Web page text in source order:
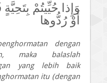
وَإِذا حُيِّيتُمْ
أَوْ رُدُّوها
dengan
maka balaslah
yang lebih baik
itu (dengan